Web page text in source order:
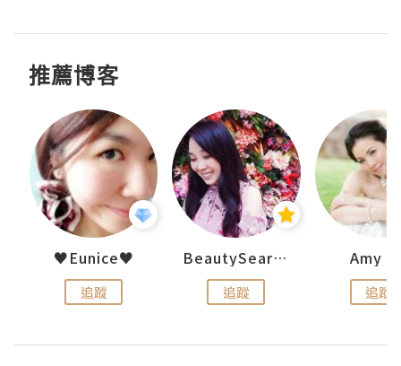
推薦博客
♥Eunice♥
追蹤
BeautySearch
追蹤
Amy
追蹤